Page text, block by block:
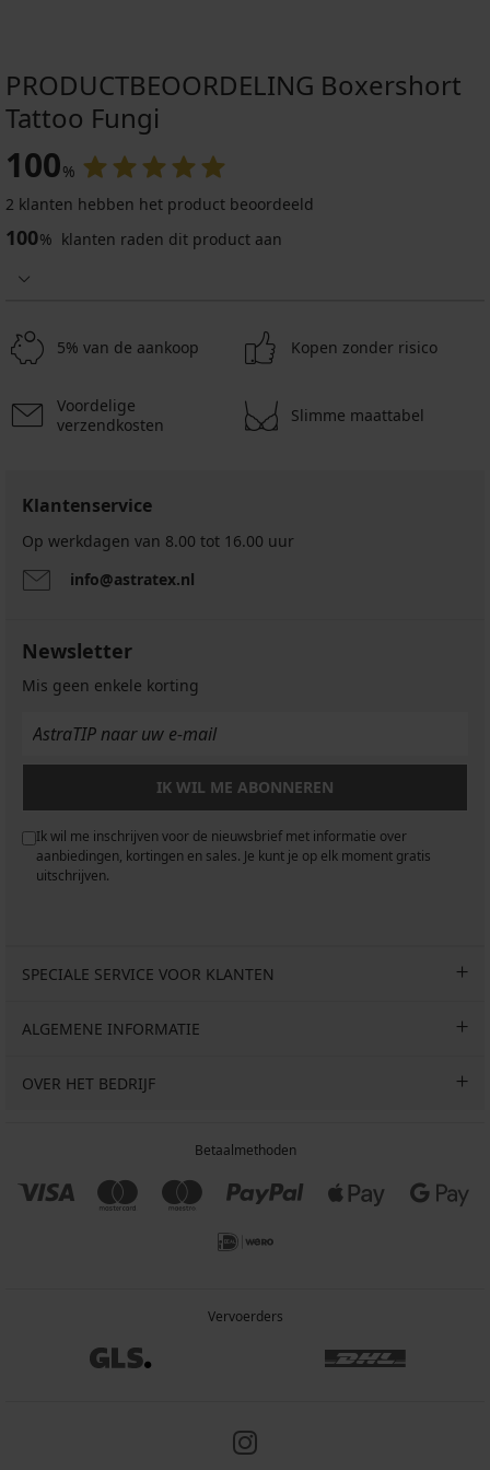
PRODUCTBEOORDELING Boxershort
Tattoo Fungi
100%
2 klanten hebben het product beoordeeld
100% klanten raden dit product aan
5% van de aankoop Kopen zonder risico
Voordelige
verzendkosten
Slimme maattabel
Klantenservice
Op werkdagen van 8.00 tot 16.00 uur
info@astratex.nl
Newsletter
Mis geen enkele korting
IK WIL ME ABONNEREN
Ik wil me inschrijven voor de nieuwsbrief met informatie over
aanbiedingen, kortingen en sales. Je kunt je op elk moment gratis
uitschrijven.
SPECIALE SERVICE VOOR KLANTEN
ALGEMENE INFORMATIE
OVER HET BEDRIJF
Betaalmethoden
Vervoerders